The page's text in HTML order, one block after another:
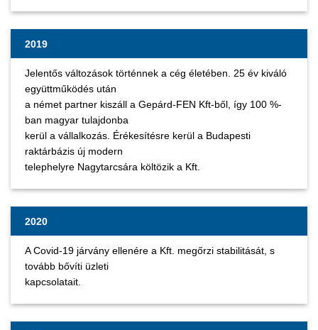
2019
Jelentős változások történnek a cég életében. 25 év kiváló
együttműködés után
a német partner kiszáll a Gepárd-FEN Kft-ből, így 100 %-
ban magyar tulajdonba
kerül a vállalkozás. Érékesítésre kerül a Budapesti
raktárbázis új modern
telephelyre Nagytarcsára költözik a Kft.
2020
A Covid-19 járvány ellenére a Kft. megőrzi stabilitását, s
tovább bővíti üzleti
kapcsolatait.